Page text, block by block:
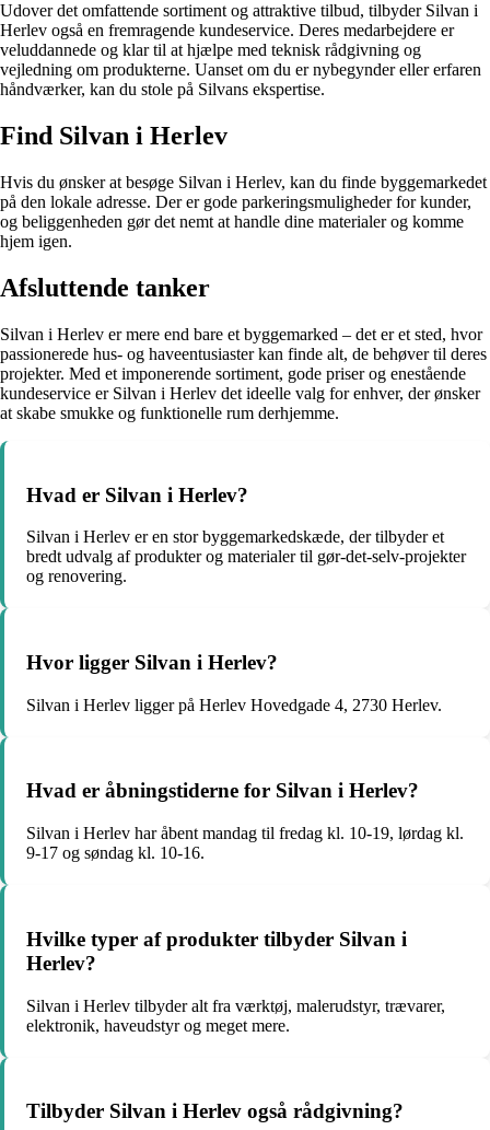
Udover det omfattende sortiment og attraktive tilbud, tilbyder Silvan i
Herlev også en fremragende kundeservice. Deres medarbejdere er
veluddannede og klar til at hjælpe med teknisk rådgivning og
vejledning om produkterne. Uanset om du er nybegynder eller erfaren
håndværker, kan du stole på Silvans ekspertise.
Find Silvan i Herlev
Hvis du ønsker at besøge Silvan i Herlev, kan du finde byggemarkedet
på den lokale adresse. Der er gode parkeringsmuligheder for kunder,
og beliggenheden gør det nemt at handle dine materialer og komme
hjem igen.
Afsluttende tanker
Silvan i Herlev er mere end bare et byggemarked – det er et sted, hvor
passionerede hus- og haveentusiaster kan finde alt, de behøver til deres
projekter. Med et imponerende sortiment, gode priser og enestående
kundeservice er Silvan i Herlev det ideelle valg for enhver, der ønsker
at skabe smukke og funktionelle rum derhjemme.
Hvad er Silvan i Herlev?
Silvan i Herlev er en stor byggemarkedskæde, der tilbyder et
bredt udvalg af produkter og materialer til gør-det-selv-projekter
og renovering.
Hvor ligger Silvan i Herlev?
Silvan i Herlev ligger på Herlev Hovedgade 4, 2730 Herlev.
Hvad er åbningstiderne for Silvan i Herlev?
Silvan i Herlev har åbent mandag til fredag kl. 10-19, lørdag kl.
9-17 og søndag kl. 10-16.
Hvilke typer af produkter tilbyder Silvan i
Herlev?
Silvan i Herlev tilbyder alt fra værktøj, malerudstyr, trævarer,
elektronik, haveudstyr og meget mere.
Tilbyder Silvan i Herlev også rådgivning?